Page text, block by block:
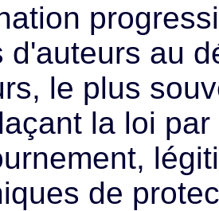
d'auteurs au
le plus
la loi
de